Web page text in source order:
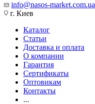
info@nasos-market.com.ua
г. Киев
Каталог
Статьи
Доставка и оплата
О компании
Гарантия
Сертификаты
Оптовикам
Контакты
...